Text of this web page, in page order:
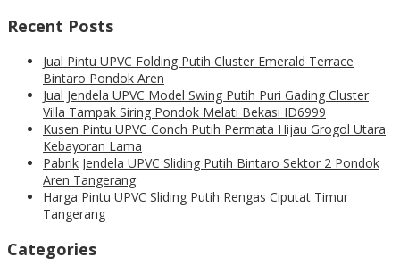
Recent Posts
Jual Pintu UPVC Folding Putih Cluster Emerald Terrace
Bintaro Pondok Aren
Jual Jendela UPVC Model Swing Putih Puri Gading Cluster
Villa Tampak Siring Pondok Melati Bekasi ID6999
Kusen Pintu UPVC Conch Putih Permata Hijau Grogol Utara
Kebayoran Lama
Pabrik Jendela UPVC Sliding Putih Bintaro Sektor 2 Pondok
Aren Tangerang
Harga Pintu UPVC Sliding Putih Rengas Ciputat Timur
Tangerang
Categories